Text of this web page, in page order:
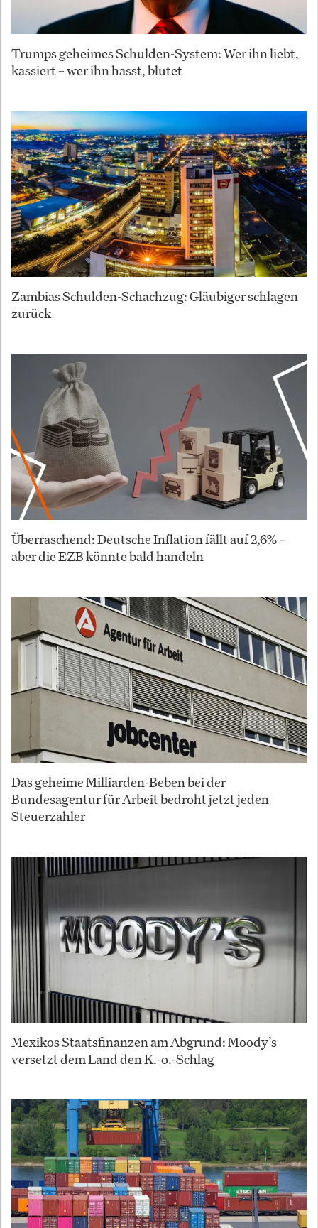
Trumps geheimes Schulden-System: Wer ihn liebt,
kassiert – wer ihn hasst, blutet
Zambias Schulden-Schachzug: Gläubiger schlagen
zurück
Überraschend: Deutsche Inflation fällt auf 2,6% –
aber die EZB könnte bald handeln
Das geheime Milliarden-Beben bei der
Bundesagentur für Arbeit bedroht jetzt jeden
Steuerzahler
Mexikos Staatsfinanzen am Abgrund: Moody’s
versetzt dem Land den K.-o.-Schlag